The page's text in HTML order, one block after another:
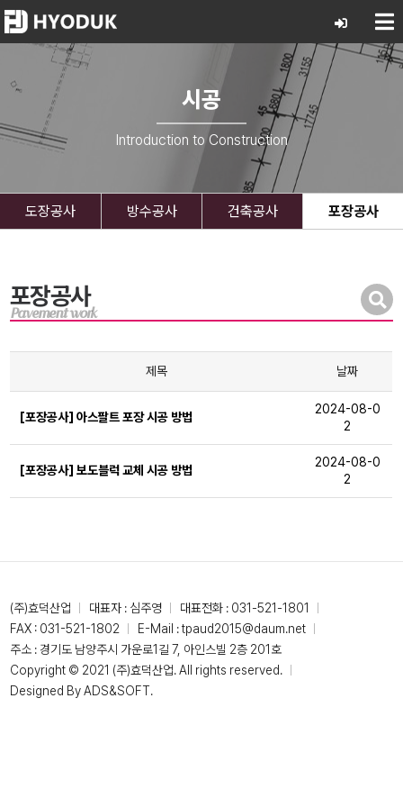
시공
Introduction to Construction
도장공사 방수공사 건축공사 포장공사
포장공사
Pavement work
제목 날짜
[포장공사] 아스팔트 포장 시공 방법
2024-08-0
2
[포장공사] 보도블럭 교체 시공 방법
2024-08-0
2
(주)효덕산업 대표자 : 심주영 대표전화 : 031-521-1801
FAX : 031-521-1802
E-Mail :tpaud2015@daum.net
주소 : 경기도 남양주시 가운로1길 7, 아인스빌 2층 201호
Copyright © 2021 (주)효덕산업. All rights reserved.
Designed ByADS&SOFT.